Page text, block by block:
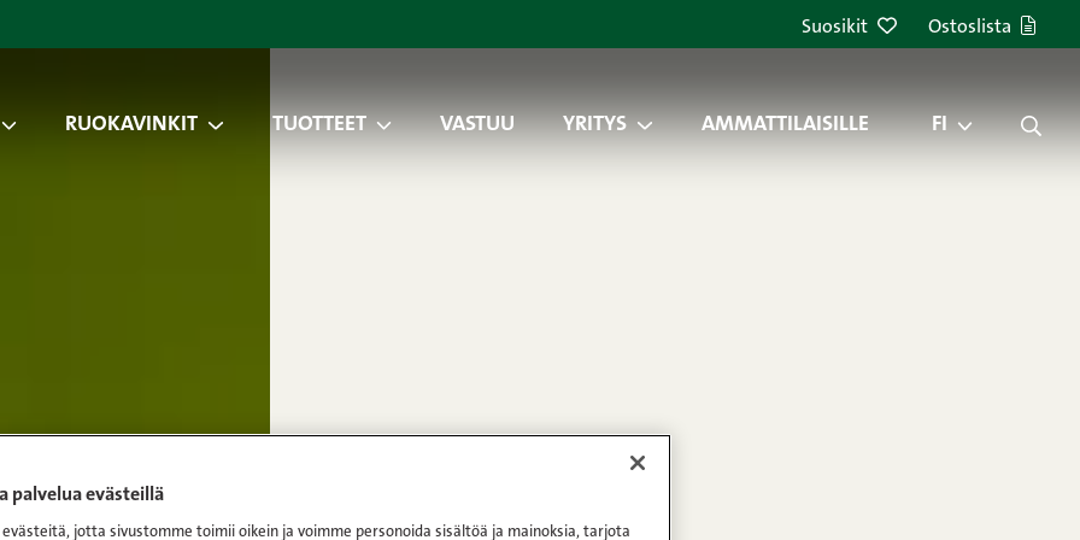
Suosikit Ostoslista
RUOKAVINKIT TUOTTEET VASTUU YRITYS AMMATTILAISILLE FI
palvelua evästeillä
evästeitä, jotta sivustomme toimii oikein ja voimme personoida sisältöä ja mainoksia, tarjota